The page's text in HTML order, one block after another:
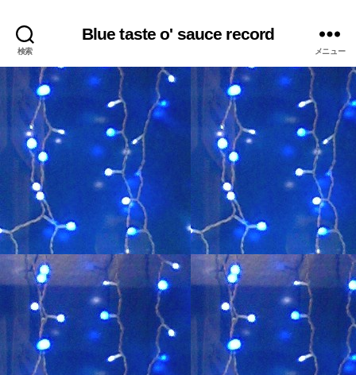
検索
Blue taste o' sauce record
メニュー